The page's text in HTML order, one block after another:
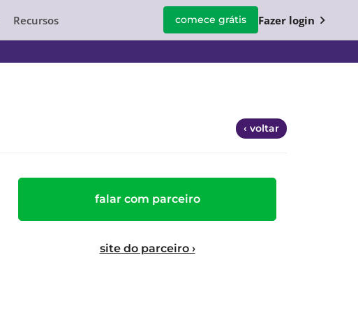
Recursos comece grátis Fazer login chevron_right
‹ voltar
falar com parceiro
site do parceiro ›